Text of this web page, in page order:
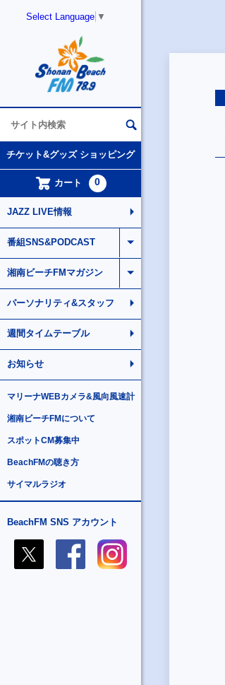
Select Language ▼
チケット&グッズ ショッピング
カート 0
JAZZ LIVE情報
番組SNS&PODCAST
湘南ビーチFMマガジン
パーソナリティ&スタッフ
週間タイムテーブル
お知らせ
マリーナWEBカメラ&風向風速計
湘南ビーチFMについて
スポットCM募集中
BeachFMの聴き方
サイマルラジオ
BeachFM SNS アカウント